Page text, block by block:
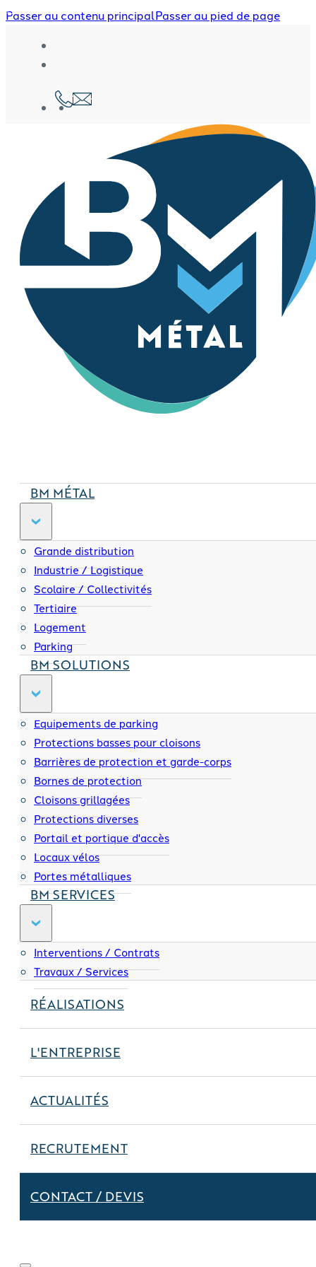
Passer au contenu principalPasser au pied de page
BM MÉTAL
Grande distribution
Industrie / Logistique
Scolaire / Collectivités
Tertiaire
Logement
Parking
BM SOLUTIONS
Equipements de parking
Protections basses pour cloisons
Barrières de protection et garde-corps
Bornes de protection
Cloisons grillagées
Protections diverses
Portail et portique d'accès
Locaux vélos
Portes métalliques
BM SERVICES
Interventions / Contrats
Travaux / Services
RÉALISATIONS
L'ENTREPRISE
ACTUALITÉS
RECRUTEMENT
CONTACT / DEVIS